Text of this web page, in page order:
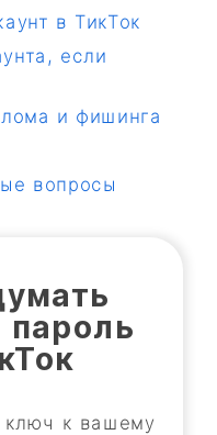
в ТикТок
если
и фишинга
вопросы
ключ к вашему